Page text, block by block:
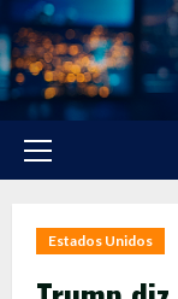
Skip
to
content
Primary
Estados Unidos